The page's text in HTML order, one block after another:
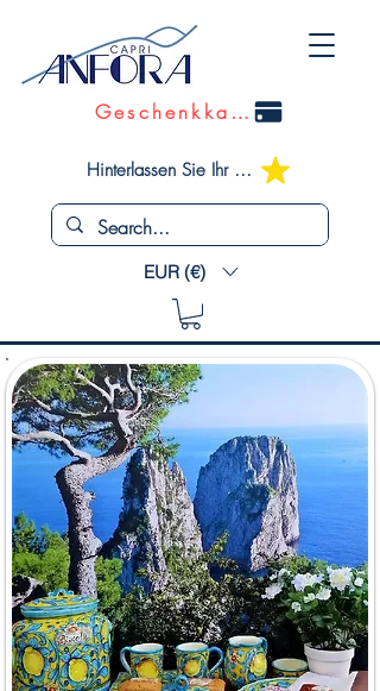
Geschenkkarte
Hinterlassen Sie Ihr Feedback
EUR (€)